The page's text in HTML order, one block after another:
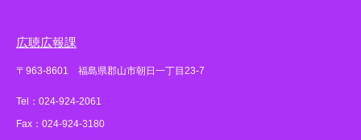
広聴広報課
〒963-8601 福島県郡山市朝日一丁目23-7
Tel：024-924-2061
Fax：024-924-3180